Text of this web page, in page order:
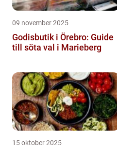
09 november 2025
Godisbutik i Örebro: Guide
till söta val i Marieberg
15 oktober 2025